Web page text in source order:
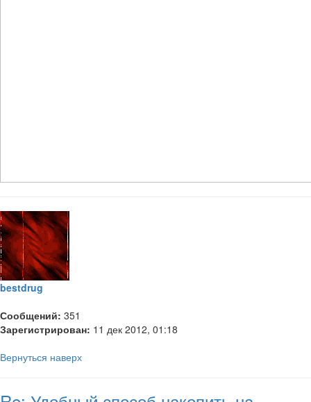
bestdrug
Сообщений: 351
Зарегистрирован: 11 дек 2012, 01:18
Вернуться наверх